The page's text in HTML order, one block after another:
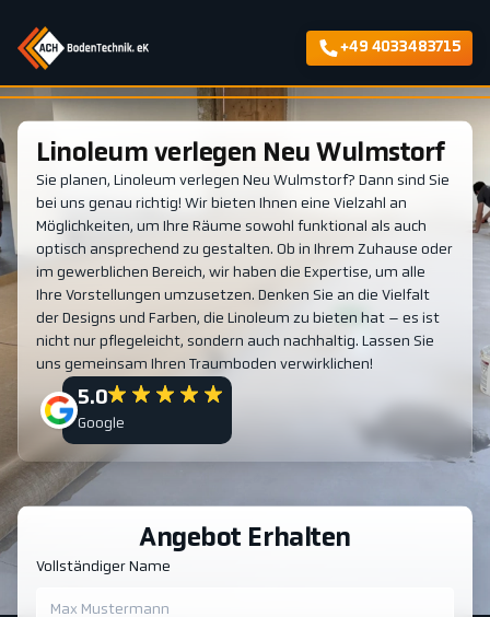
+49 4033483715
Linoleum verlegen Neu Wulmstorf
Sie planen, Linoleum verlegen Neu Wulmstorf? Dann sind Sie
bei uns genau richtig! Wir bieten Ihnen eine Vielzahl an
Möglichkeiten, um Ihre Räume sowohl funktional als auch
optisch ansprechend zu gestalten. Ob in Ihrem Zuhause oder
im gewerblichen Bereich, wir haben die Expertise, um alle
Ihre Vorstellungen umzusetzen. Denken Sie an die Vielfalt
der Designs und Farben, die Linoleum zu bieten hat – es ist
nicht nur pflegeleicht, sondern auch nachhaltig. Lassen Sie
uns gemeinsam Ihren Traumboden verwirklichen!
5.0
Google
Angebot Erhalten
Vollständiger Name